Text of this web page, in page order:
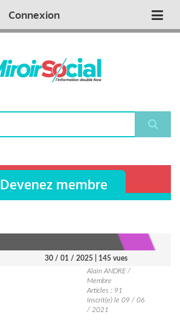
Connexion
Devenez membre
30 / 01 / 2025
| 145 vues
Alain ANDRE /
Membre
Articles : 91
Inscrit(e) le 09 / 06
/ 2021